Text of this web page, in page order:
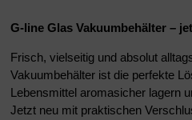
G-line Glas Vakuumbehälter –
Frisch, vielseitig und absolut
Vakuumbehälter ist die perfekte
Lebensmittel aromasicher lagern
Jetzt neu mit praktischen